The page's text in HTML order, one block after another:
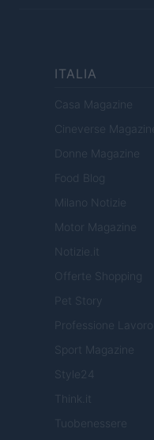
ITALIA
Casa Magazine
Cineverse Magazine
Donne Magazine
Food Blog
Milano Notizie
Motor Magazine
Notizie.it
Offerte Shopping
Pet Story
Professione Lavoro
Sport Magazine
Style24
Think.it
Tuobenessere